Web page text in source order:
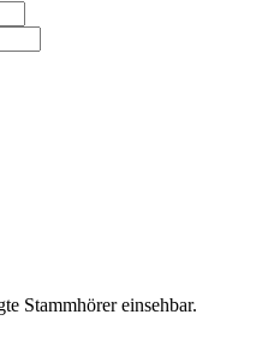
Stammhörer einsehbar.